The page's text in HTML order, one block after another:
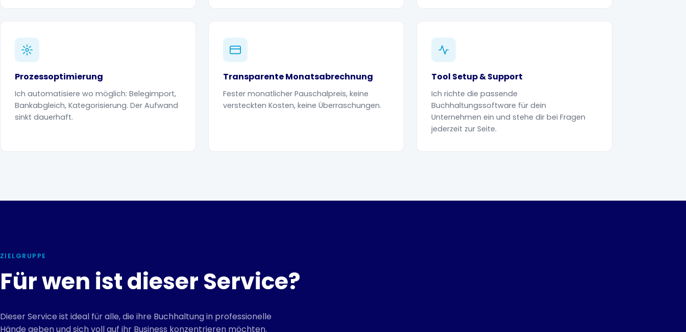
Prozessoptimierung
Ich automatisiere wo möglich: Belegimport,
Bankabgleich, Kategorisierung. Der Aufwand
sinkt dauerhaft.
Transparente Monatsabrechnung
Fester monatlicher Pauschalpreis, keine
versteckten Kosten, keine Überraschungen.
Tool Setup & Support
Ich richte die passende
Buchhaltungssoftware für dein
Unternehmen ein und stehe dir bei Fragen
jederzeit zur Seite.
ZIELGRUPPE
Für wen ist dieser Service?
Dieser Service ist ideal für alle, die ihre Buchhaltung in professionelle
Hände geben und sich voll auf ihr Business konzentrieren möchten.